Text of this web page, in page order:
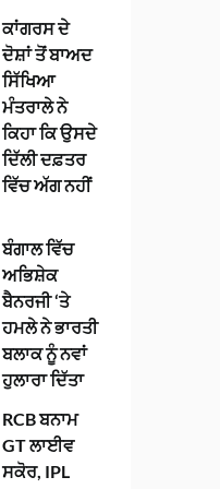
ਕਾਂਗਰਸ ਦੇ
ਦੋਸ਼ਾਂ ਤੋਂ ਬਾਅਦ
ਸਿੱਖਿਆ
ਮੰਤਰਾਲੇ ਨੇ
ਕਿਹਾ ਕਿ ਉਸਦੇ
ਦਿੱਲੀ ਦਫ਼ਤਰ
ਵਿੱਚ ਅੱਗ ਨਹੀਂ
ਬੰਗਾਲ ਵਿੱਚ
ਅਭਿਸ਼ੇਕ
ਬੈਨਰਜੀ ‘ਤੇ
ਹਮਲੇ ਨੇ ਭਾਰਤੀ
ਬਲਾਕ ਨੂੰ ਨਵਾਂ
ਹੁਲਾਰਾ ਦਿੱਤਾ
RCB ਬਨਾਮ
GT ਲਾਈਵ
ਸਕੋਰ, IPL